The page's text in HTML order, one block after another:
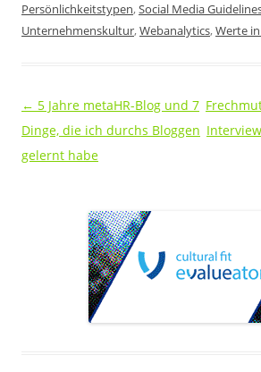
Persönlichkeitstypen,Social Media
Unternehmenskultur,Webanalytics,Werte
Beitragsnavigation
← 5 Jahre metaHR-Blog und 7
Dinge, die ich durchs Bloggen
gelernt habe